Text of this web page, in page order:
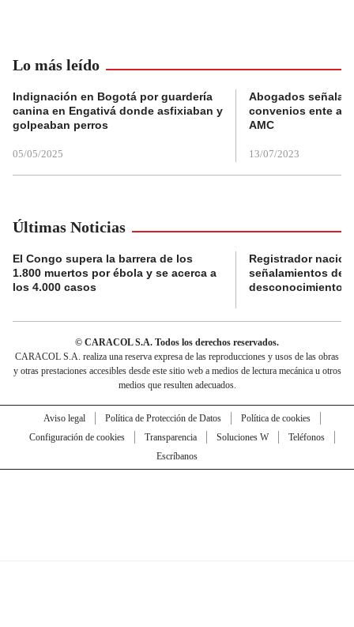
Lo más leído
Indignación en Bogotá por guardería
canina en Engativá donde asfixiaban y
golpeaban perros
05/05/2025
Abogados
convenios ente
AMC
13/07/2023
Últimas Noticias
El Congo supera la barrera de los
1.800 muertos por ébola y se acerca a
los 4.000 casos
Registrador
señalamientos de
desconocimiento
© CARACOL S.A. Todos los derechos reservados.
CARACOL S.A. realiza una reserva expresa de las reproducciones y usos de las obras
y otras prestaciones accesibles desde este sitio web a medios de lectura mecánica u otros
medios que resulten adecuados.
Aviso legal Política de Protección de Datos
Política de cookies
Configuración de cookies
Transparencia Soluciones W
Teléfonos
Escríbanos